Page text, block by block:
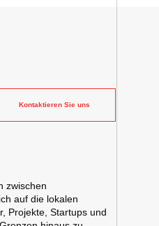
Kontaktieren Sie uns
zwischen
auf die lokalen
Projekte, Startups und